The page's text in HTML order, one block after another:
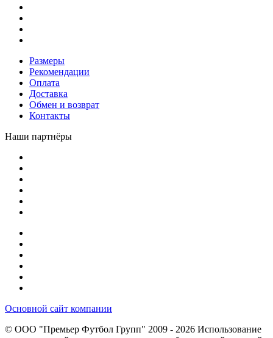
Размеры
Рекомендации
Оплата
Доставка
Обмен и возврат
Контакты
Наши партнёры
Основной сайт компании
© ООО "Премьер Футбол Групп" 2009 - 2026 Использование